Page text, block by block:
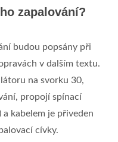
zapalování?
budou popsány při
v dalším textu.
na svorku 30,
propojí spínací
kabelem je přiveden
cívky.